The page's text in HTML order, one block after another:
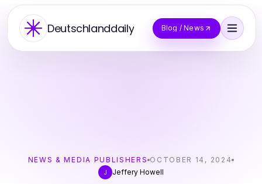
Deutschlanddaily Blog / News
NEWS & MEDIA PUBLISHERS OCTOBER 14, 2024
J
Jeffery Howell